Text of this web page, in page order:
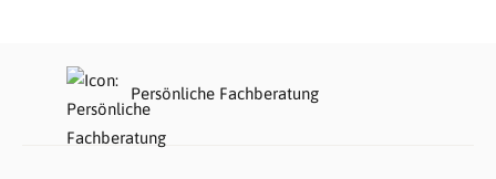
Persönliche Fachberatung